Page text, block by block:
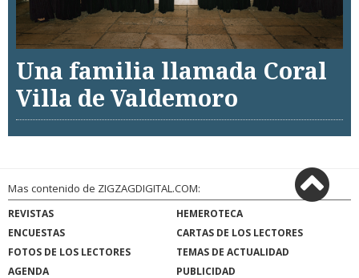
Una familia llamada Coral
Villa de Valdemoro
Mas contenido de ZIGZAGDIGITAL.COM:
REVISTAS
HEMEROTECA
ENCUESTAS
CARTAS DE LOS LECTORES
FOTOS DE LOS LECTORES
TEMAS DE ACTUALIDAD
AGENDA
PUBLICIDAD